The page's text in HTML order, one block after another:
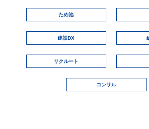
ため池
建設DX
リクルート
コンサル